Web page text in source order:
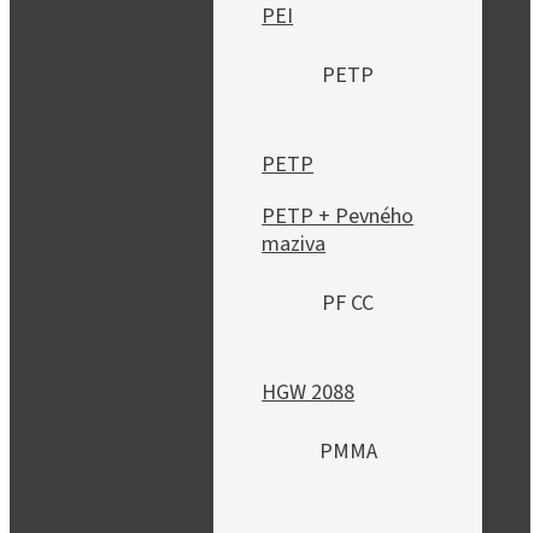
PEI
PETP
PETP
PETP + Pevného
maziva
PF CC
HGW 2088
PMMA